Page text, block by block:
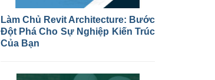
Làm Chủ Revit Architecture: Bước
Đột Phá Cho Sự Nghiệp Kiến Trúc
Của Bạn